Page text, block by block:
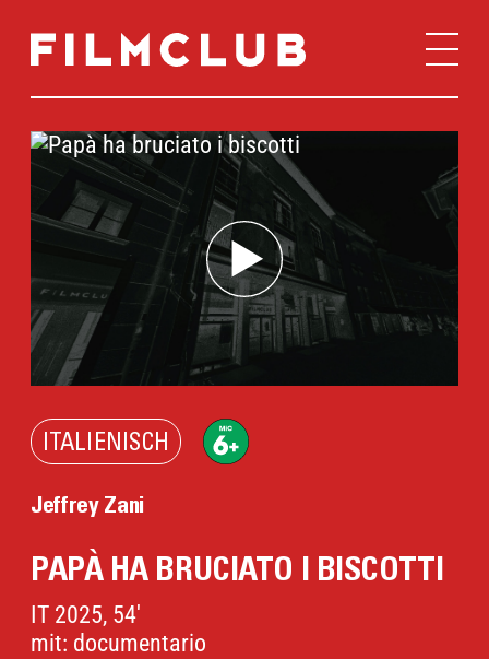
ITALIENISCH
Jeffrey Zani
PAPÀ HA BRUCIATO I BISCOTTI
IT 2025, 54'
mit: documentario